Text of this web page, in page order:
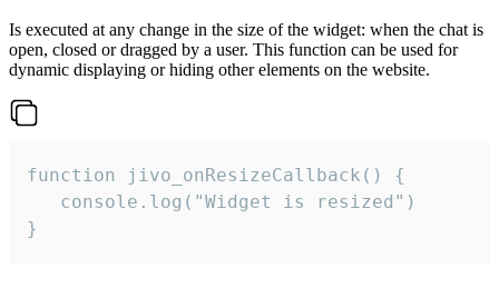
Is executed at any change in the size of the widget: when the chat is
open, closed or dragged by a user. This function can be used for
dynamic displaying or hiding other elements on the website.
function jivo_onResizeCallback() {
   console.log("Widget is resized")
}